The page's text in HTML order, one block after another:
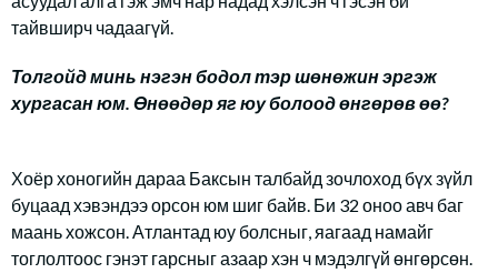
тайвширч чадаагүй.
Толгойд минь нэгэн бодол тэр шөнөжин эргэж
хургасан юм. Өнөөдөр яг юу болоод өнгөрөв өө?
Хоёр хоногийн дараа Баксын талбайд зочлоход бүх зүйл
буцаад хэвэндээ орсон юм шиг байв. Би 32 оноо авч баг
маань хожсон. Атлантад юу болсныг, яагаад намайг
тоглолтоос гэнэт гарсныг азаар хэн ч мэдэлгүй өнгөрсөн.